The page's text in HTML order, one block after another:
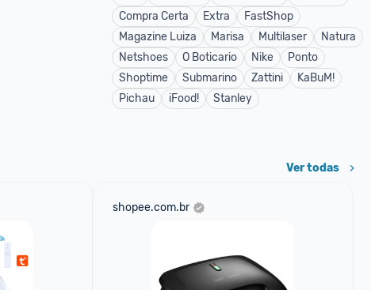
Compra Certa
Extra
FastShop
Magazine Luiza
Marisa Multilaser
Natura
Netshoes
O Boticario Nike
Ponto
Shoptime
Submarino Zattini
KaBuM!
Pichau
iFood! Stanley
Ver todas
shopee.com.br